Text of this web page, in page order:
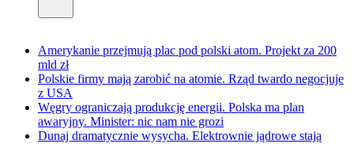
Amerykanie przejmują plac pod polski atom. Projekt za 200
mld zł
Polskie firmy mają zarobić na atomie. Rząd twardo negocjuje
z USA
Węgry ograniczają produkcję energii. Polska ma plan
awaryjny. Minister: nic nam nie grozi
Dunaj dramatycznie wysycha. Elektrownie jądrowe stają